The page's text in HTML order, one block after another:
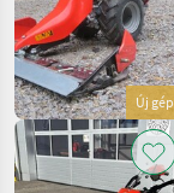
Új gép